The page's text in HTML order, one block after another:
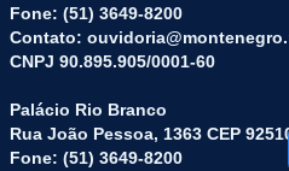
Fone: (51) 3649-8200
Contato:
CNPJ 90.895.905/0001-60
Palácio Rio Branco
Rua João Pessoa, 1363 CEP
Fone: (51) 3649-8200